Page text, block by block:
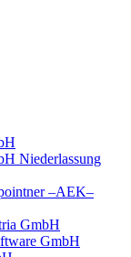
Niederlassung
–AEK–
GmbH
GmbH